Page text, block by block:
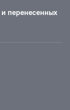
перенесенных